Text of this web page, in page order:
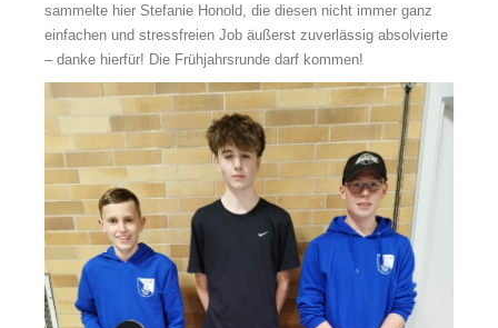
sammelte hier Stefanie Honold, die diesen nicht immer ganz
einfachen und stressfreien Job äußerst zuverlässig absolvierte
– danke hierfür! Die Frühjahrsrunde darf kommen!